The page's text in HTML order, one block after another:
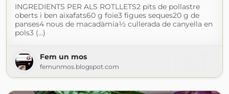
INGREDIENTS PER ALS ROTLLETS2 pits de pollastre
oberts i ben aixafats60 g foie3 figues seques20 g de
panses4 nous de macadàmia½ cullerada de canyella en
pols3 (...)
Fem un mos
femunmos.blogspot.com